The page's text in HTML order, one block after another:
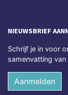
NIEUWSBRIEF
Schrijf je in voor
samenvatting
Aanmelden